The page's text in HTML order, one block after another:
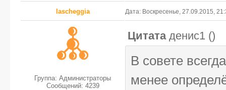
lascheggia Дата: Воскресенье, 27.09.2015,
Группа: Администраторы
Сообщений: 4239
Цитата денис1 ()
В совете
менее